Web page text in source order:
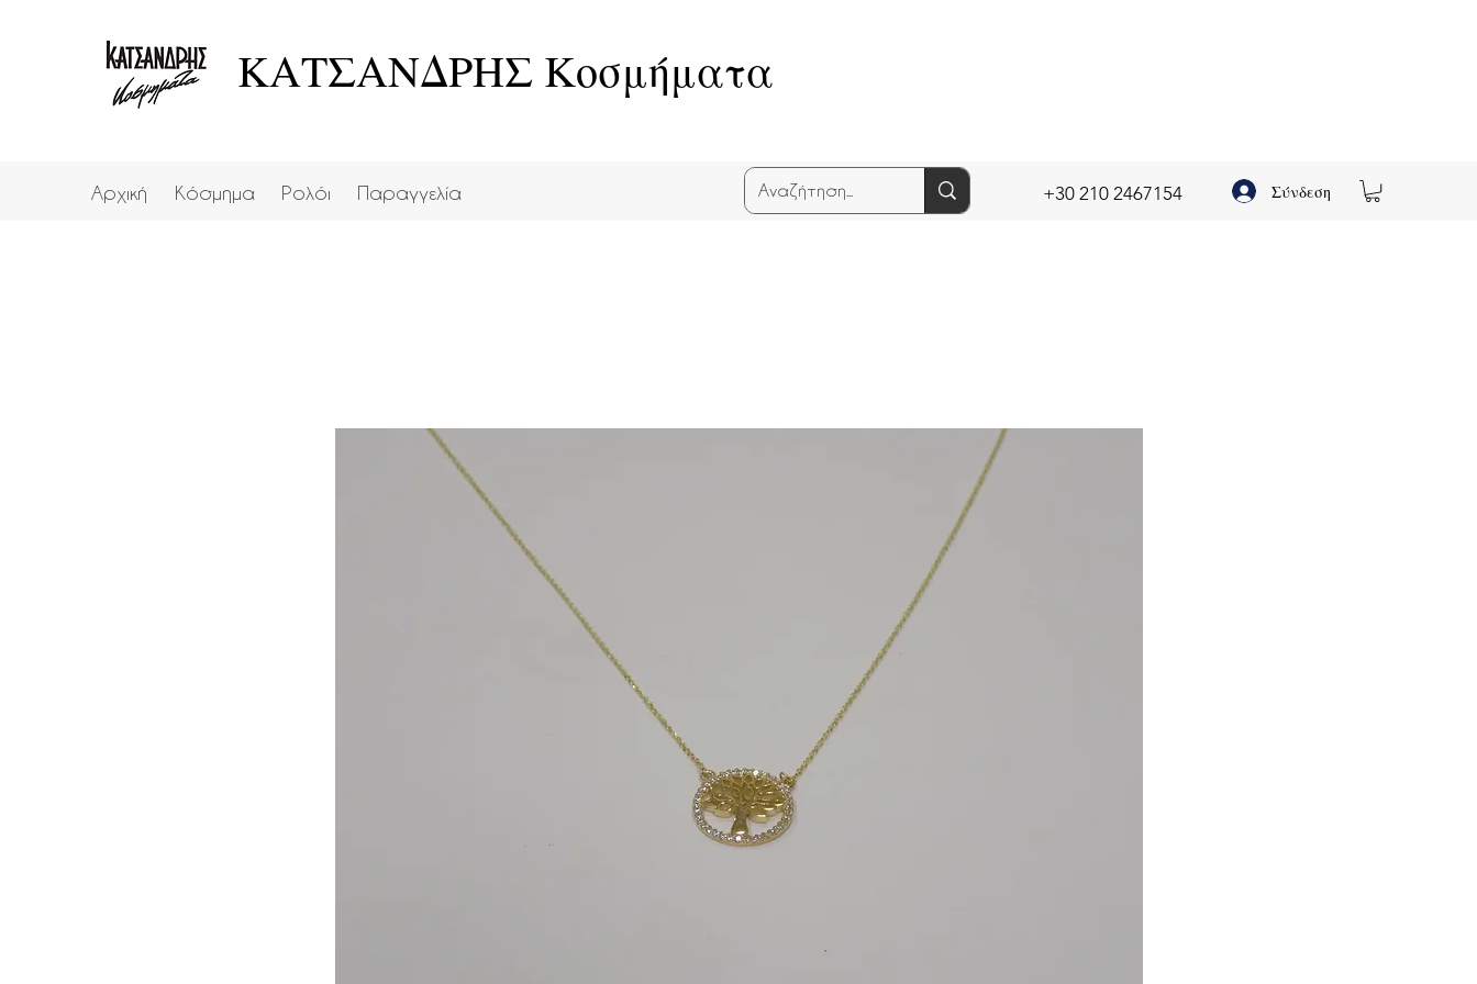
ΚΑΤΣΑΝΔΡΗΣ Κοσμήματα
Αρχική Κόσμημα Ρολόι Παραγγελία +30 210 2467154 Σύνδεση